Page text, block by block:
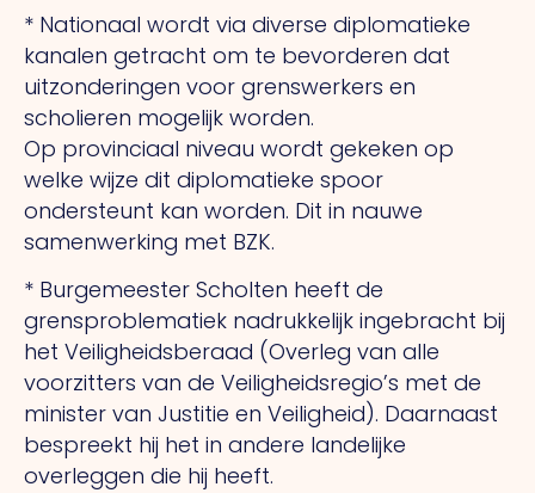
* Nationaal wordt via diverse diplomatieke
kanalen getracht om te bevorderen dat
uitzonderingen voor grenswerkers en
scholieren mogelijk worden.
Op provinciaal niveau wordt gekeken op
welke wijze dit diplomatieke spoor
ondersteunt kan worden. Dit in nauwe
samenwerking met BZK.
* Burgemeester Scholten heeft de
grensproblematiek nadrukkelijk ingebracht bij
het Veiligheidsberaad (Overleg van alle
voorzitters van de Veiligheidsregio’s met de
minister van Justitie en Veiligheid). Daarnaast
bespreekt hij het in andere landelijke
overleggen die hij heeft.